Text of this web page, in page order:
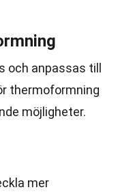
anpassas till
thermoformning
möjligheter.
mer